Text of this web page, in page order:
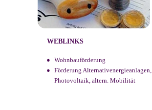
WEBLINKS
Wohnbauförderung
Förderung Alternativenergieanlagen,
Photovoltaik, altern. Mobilität